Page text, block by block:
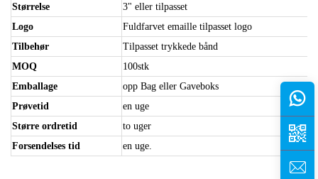
Størrelse
3" eller tilpasset
Logo
Fuldfarvet emaille tilpasset logo
Tilbehør
Tilpasset trykkede bånd
MOQ
100stk
Emballage
opp Bag eller Gaveboks
Prøvetid
en uge
Større ordretid
to uger
Forsendelses tid
en uge.